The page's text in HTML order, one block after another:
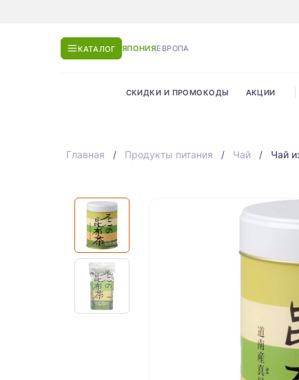
КАТАЛОГ ЯПОНИЯЕВРОПА
СКИДКИ И ПРОМОКОДЫ АКЦИИ
Главная Продукты питания Чай Чай